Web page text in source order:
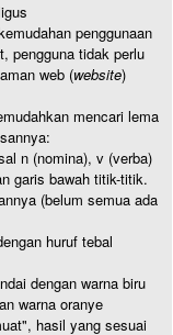
penggunaan
pengguna tidak perlu
web (website)
mencari lema
n (nomina), v (verba)
garis bawah titik-titik.
(belum semua ada
huruf tebal
dengan warna biru
warna oranye
hasil yang sesuai